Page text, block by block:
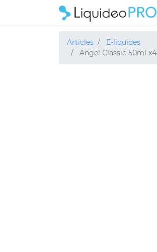
Articles
E-liquides
Angel Classic 50ml x4